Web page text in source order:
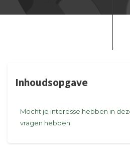
Inhoudsopgave
Mocht je interesse hebben in
vragen hebben.